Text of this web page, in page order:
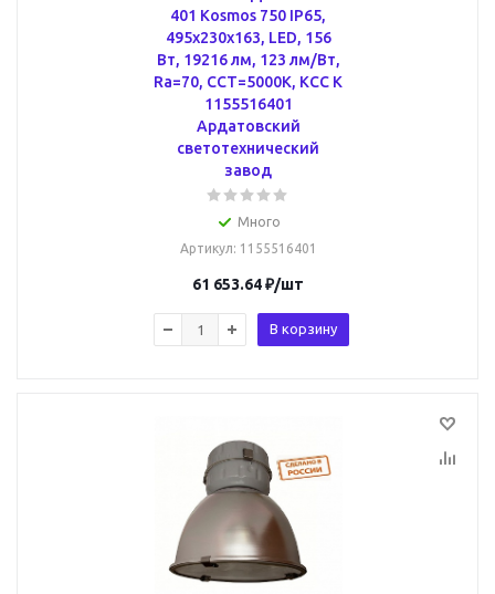
401 Kosmos 750 IP65,
495х230х163, LED, 156
Вт, 19216 лм, 123 лм/Вт,
Ra=70, CCT=5000K, КСС К
1155516401
Ардатовский
светотехнический
завод
Много
Артикул: 1155516401
61 653.64₽/шт
В корзину